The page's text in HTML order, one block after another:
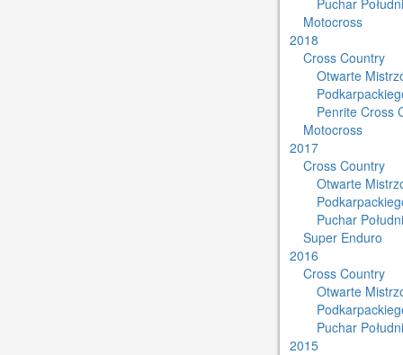
Puchar
Motocross
2018
Cross Country
Otwarte
Penrite Cross
Motocross
2017
Cross Country
Otwarte
Puchar
Super Enduro
2016
Cross Country
Otwarte
Puchar
2015